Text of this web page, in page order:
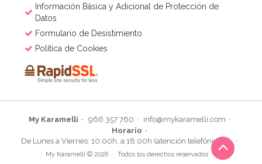
Información Básica y Adicional de Protección de
Datos
Formulario de Desistimiento
Política de Cookies
My Karamelli 966 357 760
info@mykaramelli.com
Horario
De Lunes a Viernes: 10:00h. a 18:00h (atención telefónica)
My Karamelli © 2026 Todos los derechos reservados